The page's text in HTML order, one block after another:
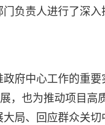
负责人进行了深
府中心工作的重
，也为推动项目高
局、回应群众关